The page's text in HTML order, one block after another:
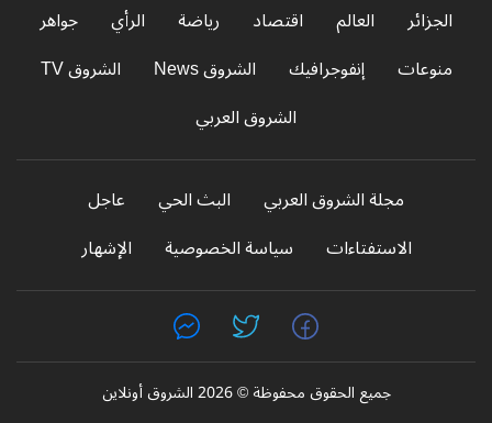
الجزائر العالم اقتصاد رياضة الرأي
جواهر
منوعات
إنفوجرافيك الشروق News
الشروق TV
الشروق العربي
مجلة الشروق العربي البث الحي
عاجل
الاستفتاءات
سياسة الخصوصية الإشهار
جميع الحقوق محفوظة © 2026 الشروق أونلاين